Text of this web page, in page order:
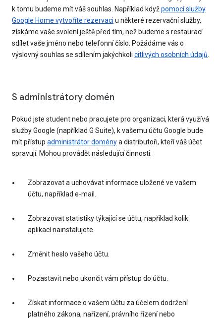
k tomu budeme mít váš souhlas. Například kdyžpomocí služby
Google Home vytvoříte rezervaci u některé rezervační služby,
získáme vaše svolení ještě před tím, než budeme s restaurací
sdílet vaše jméno nebo telefonní číslo. Požádáme vás o
výslovný souhlas se sdílením jakýchkoli citlivých osobních údajů
S administrátory domén
Pokud jste student nebo pracujete pro organizaci, která využívá
služby Google (například G Suite), k vašemu účtu Google bude
mít přístup administrátor doménya distributoři, kteří váš účet
spravují. Mohou provádět následující činnosti:
Zobrazovat a uchovávat informace uložené ve vašem
účtu, například e-mail.
Zobrazovat statistiky týkající se účtu, například kolik
aplikací nainstalujete.
Změnit heslo vašeho účtu.
Pozastavit nebo ukončit vám přístup do účtu.
Získat informace o vašem účtu za účelem dodržení
platného zákona, nařízení, právního řízení nebo